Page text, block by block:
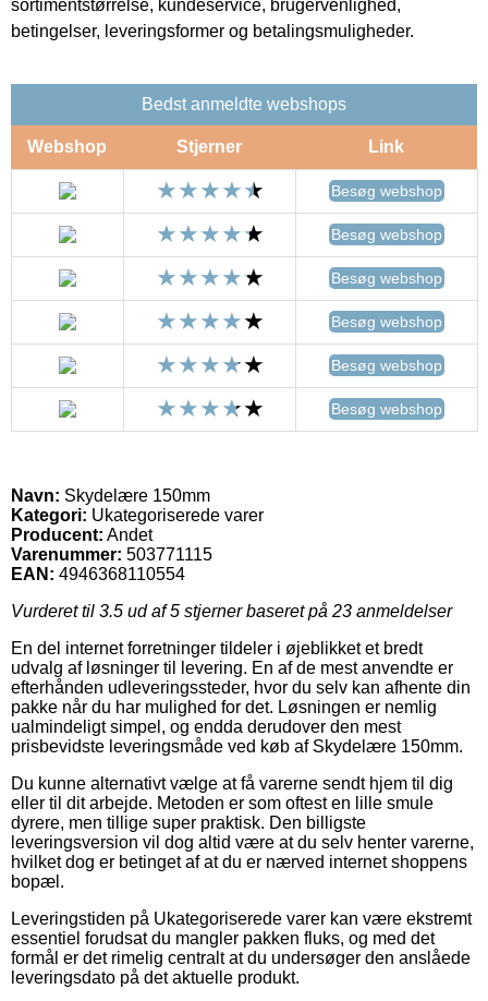
sortimentstørrelse, kundeservice, brugervenlighed,
betingelser, leveringsformer og betalingsmuligheder.
Bedst anmeldte webshops
Webshop Stjerner Link
Besøg webshop
Besøg webshop
Besøg webshop
Besøg webshop
Besøg webshop
Besøg webshop
Navn: Skydelære 150mm
Kategori: Ukategoriserede varer
Producent: Andet
Varenummer: 503771115
EAN: 4946368110554
Vurderet til 3.5 ud af 5 stjerner baseret på 23 anmeldelser
En del internet forretninger tildeler i øjeblikket et bredt
udvalg af løsninger til levering. En af de mest anvendte er
efterhånden udleveringssteder, hvor du selv kan afhente din
pakke når du har mulighed for det. Løsningen er nemlig
ualmindeligt simpel, og endda derudover den mest
prisbevidste leveringsmåde ved køb af Skydelære 150mm.
Du kunne alternativt vælge at få varerne sendt hjem til dig
eller til dit arbejde. Metoden er som oftest en lille smule
dyrere, men tillige super praktisk. Den billigste
leveringsversion vil dog altid være at du selv henter varerne,
hvilket dog er betinget af at du er nærved internet shoppens
bopæl.
Leveringstiden på Ukategoriserede varer kan være ekstremt
essentiel forudsat du mangler pakken fluks, og med det
formål er det rimelig centralt at du undersøger den anslåede
leveringsdato på det aktuelle produkt.